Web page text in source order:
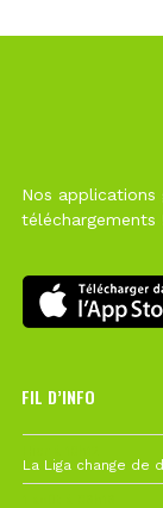
Nos applications
téléchargements
FIL D’INFO